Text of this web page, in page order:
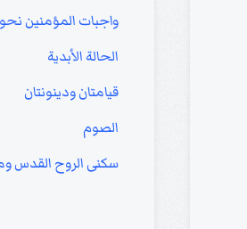
واجبات المؤمنين
الحالة الأبدية
قيامتان ودينونتان
الصوم
سكنى الروح القدس